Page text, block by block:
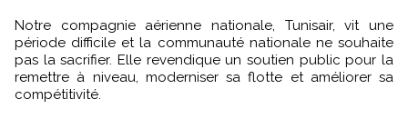
Notre compagnie aérienne nationale, Tunisair, vit une
période difficile et la communauté nationale ne souhaite
pas la sacrifier. Elle revendique un soutien public pour la
remettre à niveau, moderniser sa flotte et améliorer sa
compétitivité.